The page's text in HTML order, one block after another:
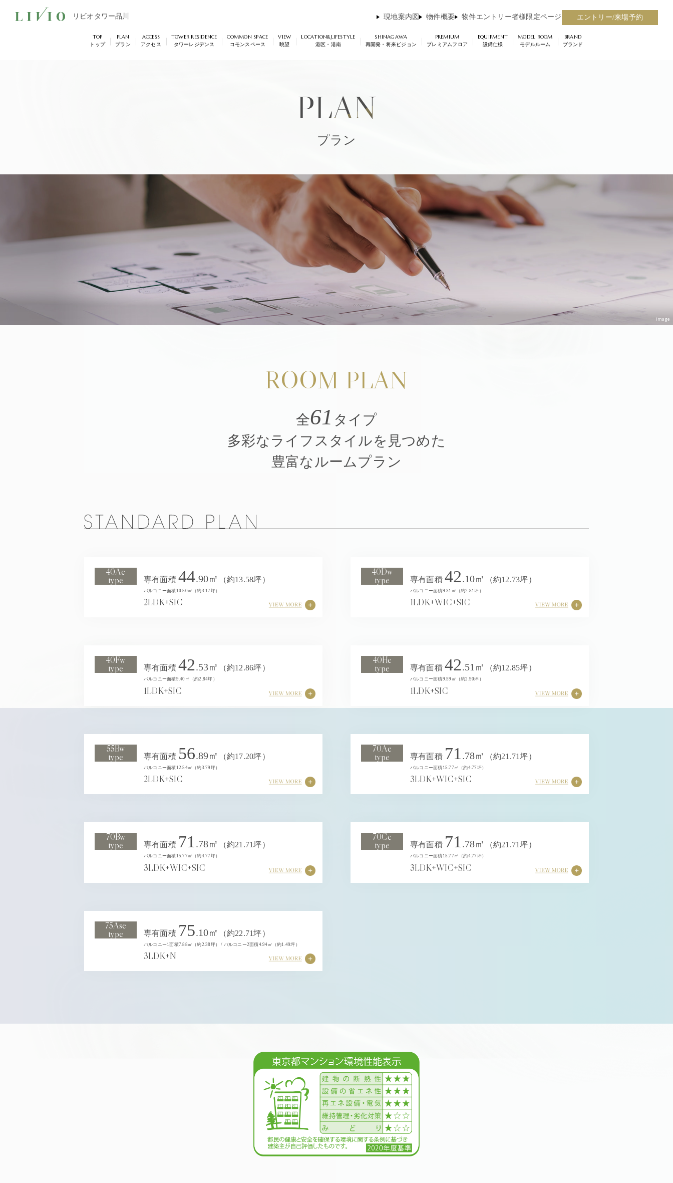
リビオタワー品川 現地案内図 物件概要 物件エントリー者様限定ページ エントリー/来場予約
TOP
トップ
PLAN
プラン
ACCESS
アクセス
TOWER RESIDENCE
タワーレジデンス
COMMON SPACE
コモンスペース
VIEW
眺望
LOCATION&LIFESTYLE
港区・港南
SHINAGAWA
再開発・将来ビジョン
PREMIUM
プレミアムフロア
EQUIPMENT
設備仕様
MODEL ROOM
モデルルーム
BRAND
ブランド
リビオタワー品川
物件エントリーはこちら
エントリー者様限定サイトの閲覧、定期的に物件
の情報をお届けいたします。
来場予約はこちら
品川のゲストサロンにて、シアター映像や模型を
ご覧いただけます。
「リビオタワー品川」ゲストサロン
※LIVIO Life Design！SALONでは、リビオタワー品川の販売及びご案内を行っておりません。
PLAN
プラン
image
ROOM PLAN
全61 タイプ
多彩なライフスタイルを見つめた
豊富なルームプラン
40Ae
type 専有面積44.90㎡ （約13.58坪）
バルコニー面積10.50㎡（約3.17坪）
2LDK+SIC
40Dw
type 専有面積42.10㎡ （約12.73坪）
バルコニー面積9.31㎡（約2.81坪）
1LDK+WIC+SIC
40Fw
type 専有面積42.53㎡ （約12.86坪）
バルコニー面積9.40㎡（約2.84坪）
1LDK+SIC
40He
type 専有面積42.51㎡ （約12.85坪）
バルコニー面積9.59㎡（約2.90坪）
1LDK+SIC
55Bw
type 専有面積 56.89㎡ （約17.20坪）
バルコニー面積12.54㎡（約3.79坪）
2LDK+SIC
70Ae
type 専有面積 71 .78㎡ （約21.71坪）
バルコニー面積15.77㎡（約4.77坪）
3LDK+WIC+SIC
70Bw
type 専有面積 71 .78㎡ （約21.71坪）
バルコニー面積15.77㎡（約4.77坪）
3LDK+WIC+SIC
70Ce
type 専有面積 71 .78㎡ （約21.71坪）
バルコニー面積15.77㎡（約4.77坪）
3LDK+WIC+SIC
75Ase
type 専有面積 75.10㎡ （約22.71坪）
バルコニー1面積7.88㎡（約2.38坪） / バルコニー2面積4.94㎡（約1.49坪）
3LDK+N